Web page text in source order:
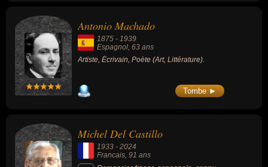
Antonio Machado
1875 - 1939
Espagnol, 63 ans
Artiste, Écrivain, Poète (Art, Littérature).
Tombe ►
Michel Del Castillo
1933 - 2024
Francais , 91 ans